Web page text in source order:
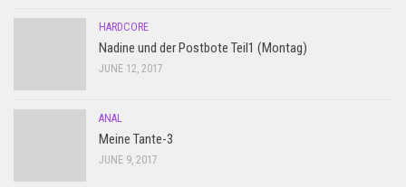
HARDCORE
Nadine und der Postbote Teil1 (Montag)
JUNE 12, 2017
ANAL
Meine Tante-3
JUNE 9, 2017